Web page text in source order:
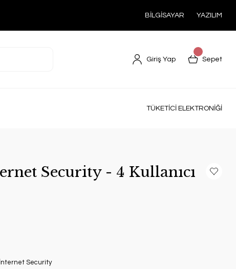
BİLGİSAYAR YAZILIM
Giriş Yap Sepet
TÜKETİCİ ELEKTRONİĞİ
Security - 4 Kullanıcı
İnternet Security